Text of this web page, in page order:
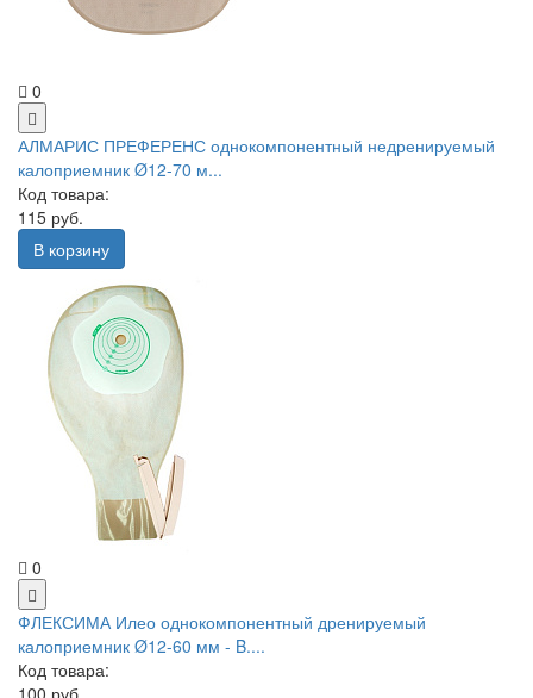
0
АЛМАРИС ПРЕФЕРЕНС однокомпонентный недренируемый
калоприемник Ø12-70 м...
Код товара:
115 руб.
В корзину
0
ФЛЕКСИМА Илео однокомпонентный дренируемый
калоприемник Ø12-60 мм - B....
Код товара:
100 руб.